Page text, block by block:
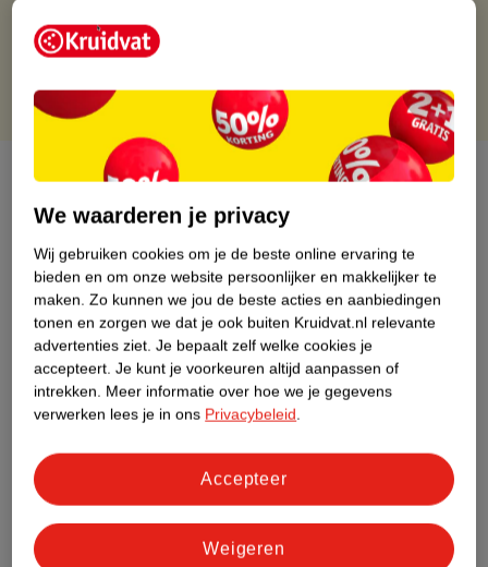
Gratis punten met je Kruidvat kaart
Over dit product
Productinformatie
Nature Impact Score
Dit product heeft (nog) geen Nature
Impact Score.
Meer informatie
Bestel & Bezorginformatie
Bekijk ook
We waarderen je privacy
Wij gebruiken cookies om je de beste online ervaring te
bieden en om onze website persoonlijker en makkelijker te
maken. Zo kunnen we jou de beste acties en aanbiedingen
tonen en zorgen we dat je ook buiten Kruidvat.nl relevante
advertenties ziet. Je bepaalt zelf welke cookies je
accepteert. Je kunt je voorkeuren altijd aanpassen of
intrekken. Meer informatie over hoe we je gegevens
verwerken lees je in ons Privacybeleid.
Weigeren
Accepteer